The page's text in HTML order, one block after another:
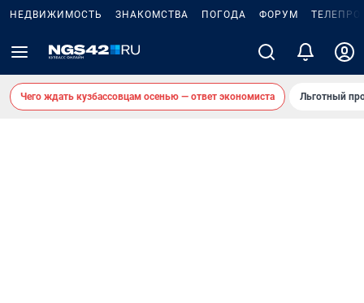
НЕДВИЖИМОСТЬ ЗНАКОМСТВА ПОГОДА ФОРУМ
Чего ждать кузбассовцам осенью — ответ экономиста Льготный